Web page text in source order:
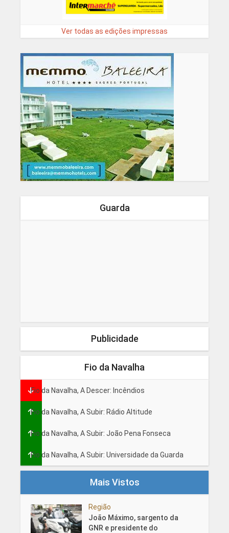
Ver todas as edições impressas
Guarda
Publicidade
Fio da Navalha
Fio da Navalha, A Descer: Incêndios
Fio da Navalha, A Subir: Rádio Altitude
Fio da Navalha, A Subir: João Pena Fonseca
Fio da Navalha, A Subir: Universidade da Guarda
Mais Vistos
Região
João Máximo, sargento da
GNR e presidente do